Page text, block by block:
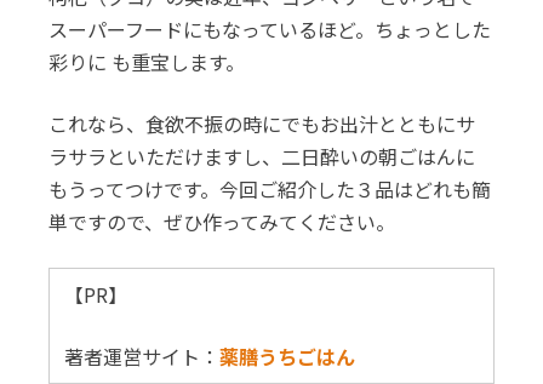
スーパーフードにもなっているほど。ちょっとした
彩りに も重宝します。
これなら、食欲不振の時にでもお出汁とともにサ
ラサラといただけますし、二日酔いの朝ごはんに
もうってつけです。今回ご紹介した３品はどれも簡
単ですので、ぜひ作ってみてください。
【PR】
著者運営サイト：薬膳うちごはん